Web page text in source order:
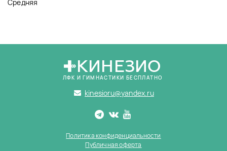
Средняя
КИНЕЗИО
ЛФК И ГИМНАСТИКИ БЕСПЛАТНО
kinesioru@yandex.ru
Политика конфиденциальности
Публичная оферта